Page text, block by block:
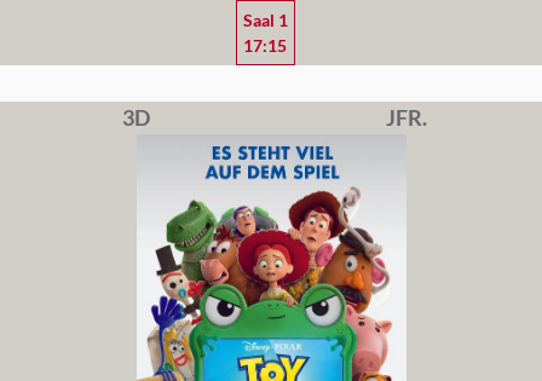
Saal 1
17:15
3D JFR.